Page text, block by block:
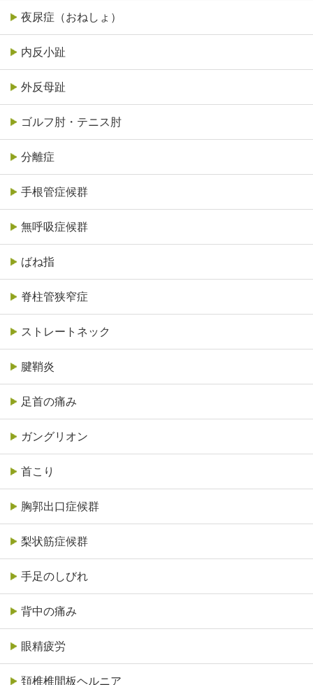
夜尿症（おねしょ）
内反小趾
外反母趾
ゴルフ肘・テニス肘
分離症
手根管症候群
無呼吸症候群
ばね指
脊柱管狭窄症
ストレートネック
腱鞘炎
足首の痛み
ガングリオン
首こり
胸郭出口症候群
梨状筋症候群
手足のしびれ
背中の痛み
眼精疲労
頚椎椎間板ヘルニア